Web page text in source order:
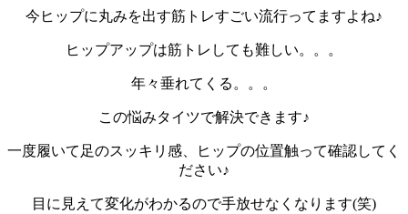
今ヒップに丸みを出す筋トレすごい流行ってますよね♪
ヒップアップは筋トレしても難しい。。。
年々垂れてくる。。。
この悩みタイツで解決できます♪
一度履いて足のスッキリ感、ヒップの位置触って確認してく
ださい♪
目に見えて変化がわかるので手放せなくなります(笑)